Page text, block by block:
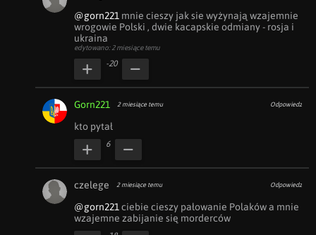
@gorn221 mnie cieszy jak sie wyżynają wzajemnie
wrogowie Polski , dwie kacapskie odmiany - rosja i
ukraina
edytowano: 2 miesiące temu
-20
Gorn221 2 miesiące temu Odpowiedz
kto pytał
6
czelege 2 miesiące temu Odpowiedz
@gorn221 ciebie cieszy pałowanie Polaków a mnie
wzajemne zabijanie się morderców